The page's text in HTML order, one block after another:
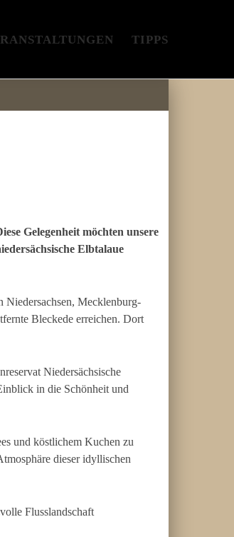
TIPPS
Gelegenheit möchten unsere
Elbtalaue
Niedersachsen, Mecklenburg-
Bleckede erreichen. Dort
Niedersächsische
in die Schönheit und
und köstlichem Kuchen zu
dieser idyllischen
Flusslandschaft